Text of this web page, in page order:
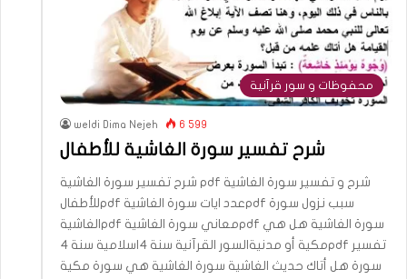
محفوظات و سور قرآنية
weldi Dima Nejeh 6 599
شرح تفسير سورة الغاشية للأطفال
شرح تفسير سورة الغاشية pdf شرح و تفسير سورة الغاشية
للأطفالpdf عدد ايات سورة الغاشيةpdf سبب نزول سورة
الغاشيةpdf معاني سورة الغاشيةpdf سورة الغاشية هل هي
مكية أو مدنيةالسور القرآنية سنة 4اسلامية سنة 4pdf تفسير
سورة هل أتاك حديث الغاشية سورة الغاشية هي سورة مكية